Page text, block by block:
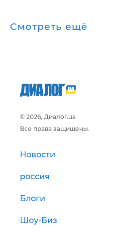
Смотреть ещё
© 2026, Диалог.ua
Все права защищены.
Новости
россия
Блоги
Шоу-Биз